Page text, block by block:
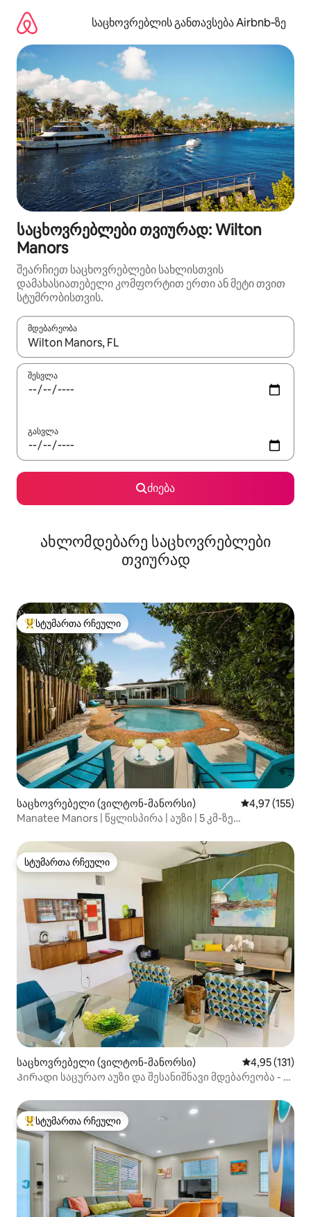
გადასვლა
საცხოვრებლის განთავსება Airbnb‑ზე
საცხოვრებლები თვიურად: Wilton
Manors
შეარჩიეთ საცხოვრებლები სახლისთვის
დამახასიათებელი კომფორტით ერთი ან მეტი თვით
სტუმრობისთვის.
მდებარეობა
როცა შედეგები ხელმისაწვდომი გახდება, ნავიგაციისთვის
შესვლა
გასვლა
ძიება
ახლომდებარე საცხოვრებლები
თვიურად
სტუმართა რჩეული მოწინავე ვარიანტი
სტუმართა რჩეული
საცხოვრებელი (ვილტონ-მანორსი) საშუალო
4,97 (155)
Manatee Manors | წყლისპირა | აუზი | 5 კმ-ზე
სტუმართა რჩეული
სტუმართა რჩეული
საცხოვრებელი (ვილტონ-მანორსი) საშუალო
4,95 (131)
Პირადი საცურაო აუზი და შესანიშნავი მდებარეობა - 5-
სტუმართა რჩეული მოწინავე ვარიანტი
სტუმართა რჩეული